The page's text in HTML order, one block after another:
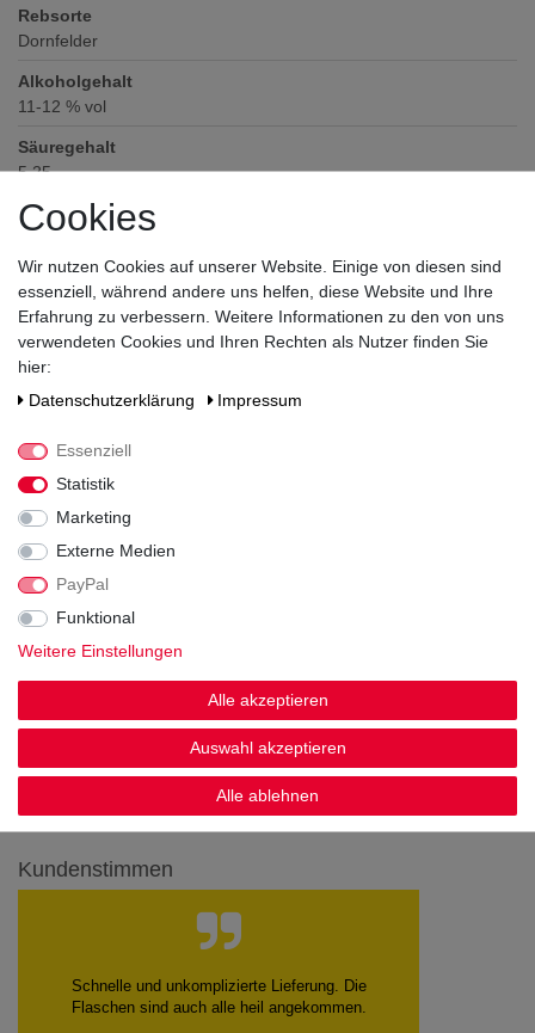
Rebsorte
Dornfelder
Alkoholgehalt
11-12 % vol
Säuregehalt
5,25
Restsüße
14,5
Prädikat
Qualitätswein
Verschluss
Schraubverschluss
Zutaten / Allergene
Hersteller / Importeur
Rotkäppchen-Mumm Sektkellereien GmbH, Sektkellereistraße 5,
D-06632 Freyburg/Unstrut
Noch sind keine Bewertungen vorhanden.
Kundenstimmen
Schnelle Lieferung
Gudrun N., Diekholzen
Cookies
Wir nutzen Cookies auf unserer Website. Einige von diesen sind
essenziell, während andere uns helfen, diese Website und Ihre
Erfahrung zu verbessern. Weitere Informationen zu den von uns
verwendeten Cookies und Ihren Rechten als Nutzer finden Sie
hier:
Daten­schutz­erklärung
Impressum
Essenziell
Statistik
Marketing
Externe Medien
PayPal
Funktional
Weitere Einstellungen
Alle akzeptieren
Auswahl akzeptieren
Alle ablehnen